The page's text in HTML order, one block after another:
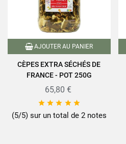
AJOUTER AU PANIER
CÈPES EXTRA SÉCHÉS DE
FRANCE - POT 250G
65,80 €
    
(5/5) sur un total de 2 notes